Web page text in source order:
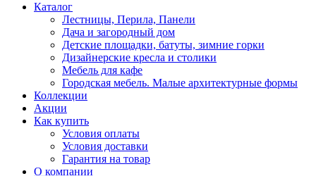
Каталог
Лестницы, Перила, Панели
Дача и загородный дом
Детские площадки, батуты, зимние горки
Дизайнерские кресла и столики
Мебель для кафе
Городская мебель. Малые архитектурные формы
Коллекции
Акции
Как купить
Условия оплаты
Условия доставки
Гарантия на товар
О компании